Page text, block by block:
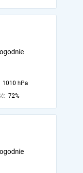
1010 hPa
72%